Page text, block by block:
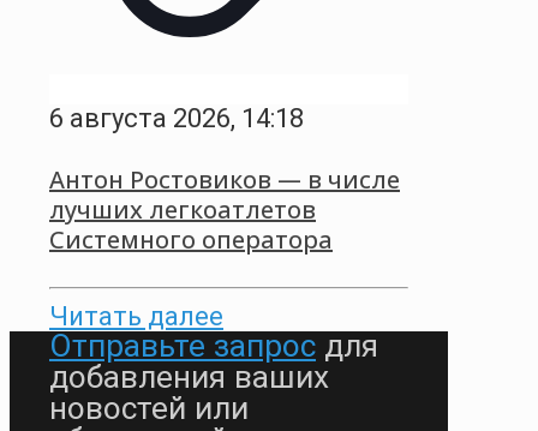
6 августа 2026, 14:18
Антон Ростовиков — в числе
лучших легкоатлетов
Системного оператора
Читать далее
Отправьте запрос для
добавления ваших
новостей или